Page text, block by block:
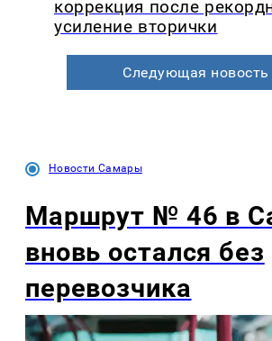
коррекция после
усиление вторички
Следующая новость
Новости Самары
Маршрут № 46 в
вновь остался без
перевозчика